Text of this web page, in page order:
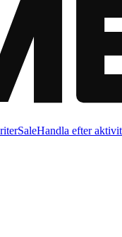
SaleHandla efter